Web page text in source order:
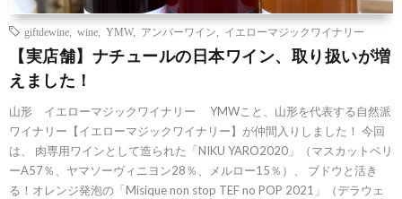
giftdewine wine YMW, アンバーワイン イエローマジックワイナリー
【実店舗】ナチュールの日本ワイン、取り扱いが増
えました！
山形 イエローマジックワイナリー YMWこと、山形を代表する自然派
ワイナリー【イエローマジックワイナリー】が仲間入りしました！ 今回
は、 肉専用ワインとして造られた「NIKU YARO2020」（マスカットベリ
ーA57％、ヤマソーヴィニヨン28％、メルロー15％）、 ブドウと活き
る！オレンジ発泡の「Misique non stop TEF no POP 2021」（デラウェ